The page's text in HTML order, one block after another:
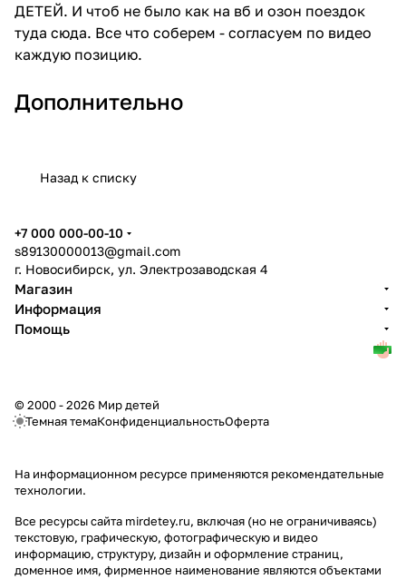
ДЕТЕЙ. И чтоб не было как на вб и озон поездок
туда сюда. Все что соберем - согласуем по видео
каждую позицию.
Дополнительно
Назад к списку
+7 000 000-00-10
s89130000013@gmail.com
г. Новосибирск, ул. Электрозаводская 4
Магазин
Информация
Помощь
© 2000 - 2026 Мир детей
Темная темаКонфиденциальностьОферта
На информационном ресурсе применяются рекомендательные
технологии.
Все ресурсы сайта mirdetey.ru, включая (но не ограничиваясь)
текстовую, графическую, фотографическую и видео
информацию, структуру, дизайн и оформление страниц,
доменное имя, фирменное наименование являются объектами